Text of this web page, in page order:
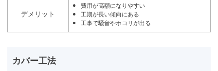
デメリット
費用が高額になりやすい
工期が長い傾向にある
工事で騒音やホコリが出る
カバー工法